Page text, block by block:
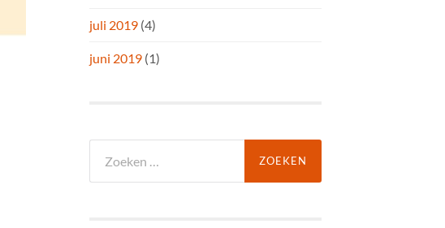
juli 2019 (4)
juni 2019 (1)
naar: